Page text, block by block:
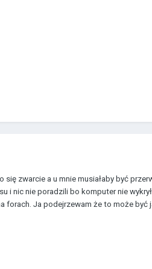
się zwarcie a u mnie musiałaby być
i nic nie poradzili bo komputer nie
forach. Ja podejrzewam że to może